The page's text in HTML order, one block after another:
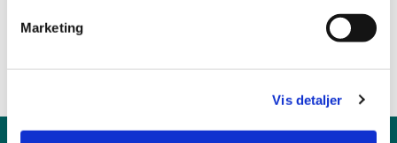
Marketing
Vis detaljer